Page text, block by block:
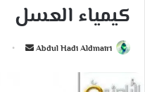
كيمياء العسل
Abdul Hadi Aldmairi